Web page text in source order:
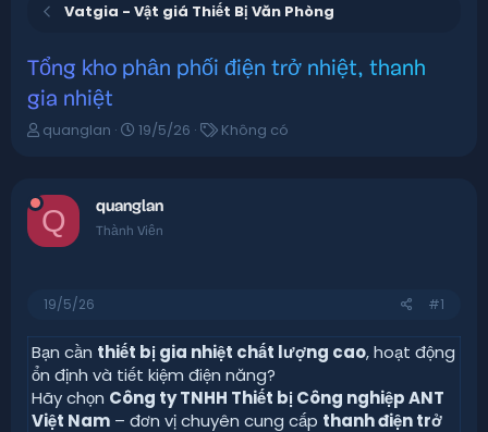
Vatgia - Vật giá Thiết Bị Văn Phòng
Tổng kho phân phối điện trở nhiệt, thanh
gia nhiệt
T
a
d
s
r
e
r
quanglan
N
g
ử
19/5/26
T
Không có
Q quanglan
Thành Viên
19/5/26 #1
Bạn cần thiết bị gia nhiệt chất lượng cao, hoạt động
ổn định và tiết kiệm điện năng?
Hãy chọn Công ty TNHH Thiết bị Công nghiệp ANT
Việt Nam – đơn vị chuyên cung cấp thanh điện trở